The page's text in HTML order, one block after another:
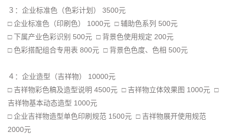
３：企业标准色（色彩计划） 3500元
□ 企业标准色（印刷色） 1000元 □ 辅助色系列 500元
□ 下属产业色彩识别 500元 □ 背景色使用规定 200元
□ 色彩搭配组合专用表 800元 □ 背景色色度、色相 500元
４：企业造型（吉祥物） 10000元
□ 吉祥物彩色稿及造型说明 4500元 □ 吉祥物立体效果图 1000元 □
吉祥物基本动态造型 1000元
□ 企业吉祥物造型单色印刷规范 1500元 □ 吉祥物展开使用规范
2000元